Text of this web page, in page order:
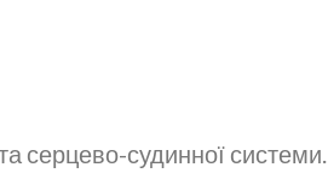
серцево-судинної системи.